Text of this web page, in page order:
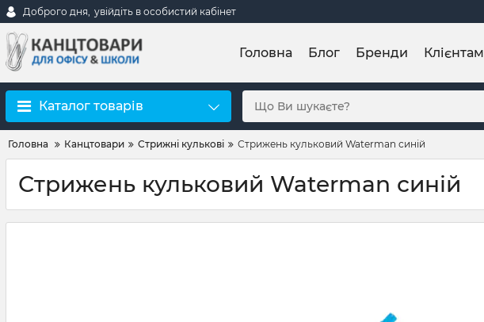
Доброго дня, увійдіть в особистий кабінет
Головна Блог Бренди Клієнтам
Каталог товарів
Головна Канцтовари Стрижні кулькові Стрижень кульковий Waterman синій
Стрижень кульковий Waterman синій